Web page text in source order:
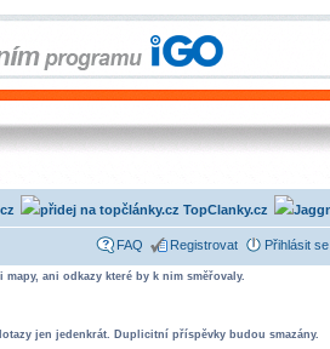
TopClanky.cz
FAQ Registrovat Přihlásit se
ani odkazy které by k nim směřovaly.
jen jedenkrát. Duplicitní příspěvky budou smazány.